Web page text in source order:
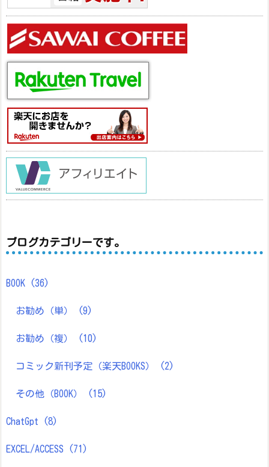
ブログカテゴリーです。
BOOK (36)
お勧め（単） (9)
お勧め（複） (10)
コミック新刊予定（楽天BOOKS） (2)
その他（BOOK） (15)
ChatGpt (8)
EXCEL/ACCESS (71)